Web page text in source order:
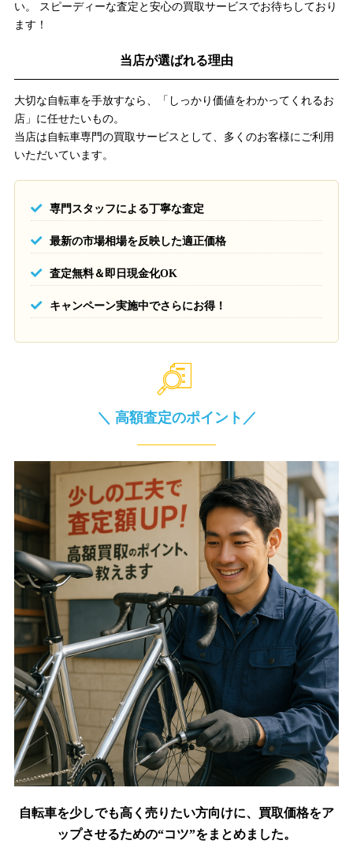
い。 スピーディーな査定と安心の買取サービスでお待ちしており
ます！
当店が選ばれる理由
大切な自転車を手放すなら、「しっかり価値をわかってくれるお
店」に任せたいもの。
当店は自転車専門の買取サービスとして、多くのお客様にご利用
いただいています。
専門スタッフによる丁寧な査定
最新の市場相場を反映した適正価格
査定無料＆即日現金化OK
キャンペーン実施中でさらにお得！
＼ 高額査定のポイント／
自転車を少しでも高く売りたい方向けに、買取価格をア
ップさせるための“コツ”をまとめました。